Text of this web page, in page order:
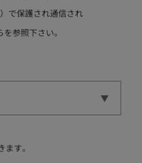
で保護され通信され
を参照下さい。
す。